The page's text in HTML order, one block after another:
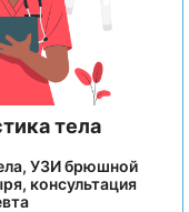
тела
УЗИ брюшной
консультация